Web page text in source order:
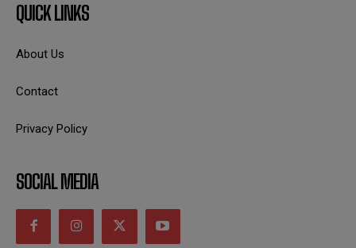
QUICK LINKS
About Us
Contact
Privacy Policy
SOCIAL MEDIA